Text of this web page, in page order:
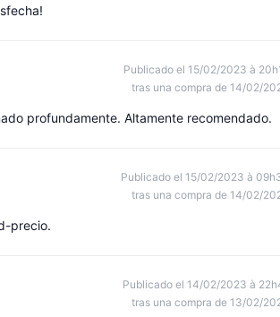
Publicado el 15/02/2023 à
tras una compra de 14/02/
profundamente. Altamente recomendado.
Publicado el 15/02/2023 à
tras una compra de 14/02/
precio.
Publicado el 14/02/2023 à
tras una compra de 13/02/